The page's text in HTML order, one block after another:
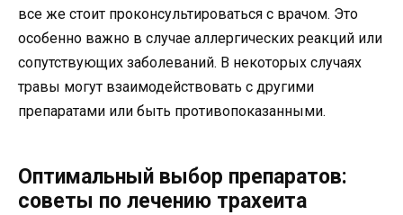
все же стоит проконсультироваться с врачом. Это
особенно важно в случае аллергических реакций или
сопутствующих заболеваний. В некоторых случаях
травы могут взаимодействовать с другими
препаратами или быть противопоказанными.
Оптимальный выбор препаратов:
советы по лечению трахеита